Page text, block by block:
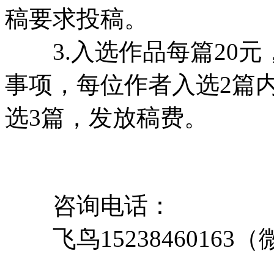
稿要求投稿。
3.入选作品每篇20元
事项，每位作者入选2篇
选3篇，发放稿费。
咨询电话：
飞鸟15238460163（